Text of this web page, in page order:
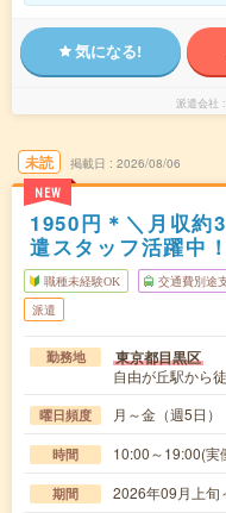
気になる!
派遣会社
未読
NEW
掲載日 2026/08/06
1950円＊＼月収約
遣スタッフ活躍中
職種未経験OK 交通費別途
派遣
勤務地 東京都目黒区
自由が丘駅から
曜日頻度 月～金（週5日
時間 10:00～19:00(
期間 2026年09月上